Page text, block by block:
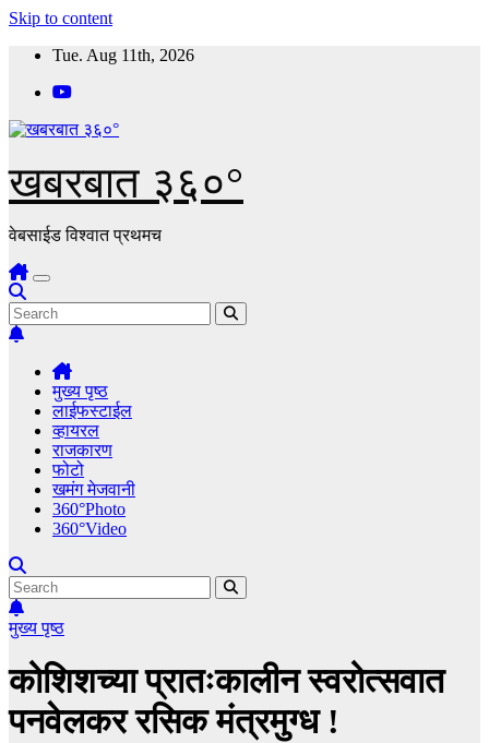
Skip to content
Tue. Aug 11th, 2026
खबरबात ३६०°
वेबसाईड विश्वात प्रथमच
मुख्य पृष्ठ
लाईफस्टाईल
व्हायरल
राजकारण
फोटो
खमंग मेजवानी
360°Photo
360°Video
मुख्य पृष्ठ
कोशिशच्या प्रातःकालीन स्वरोत्सवात
पनवेलकर रसिक मंत्रमुग्ध !